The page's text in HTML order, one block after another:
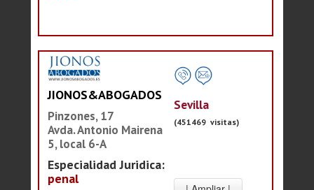
JIONOS&ABOGADOS
Pinzones, 17
Avda. Antonio Mairena
5, local 6-A
Especialidad Juridica:
penal
Sevilla
(451469 visitas)